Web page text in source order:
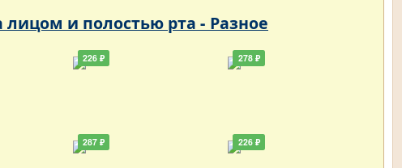
лицом и полостью рта - Разное
226 ₽
287 ₽
278 ₽
226 ₽